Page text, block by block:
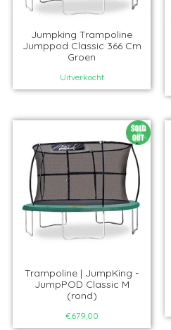
Jumpking Trampoline
Jumppod Classic 366 Cm
Groen
Uitverkocht
Trampoline | JumpKing -
JumpPOD Classic M
(rond)
€679,00